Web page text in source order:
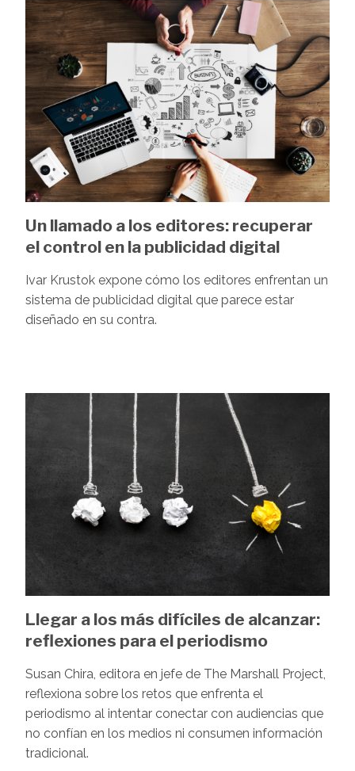
Image
Un llamado a los editores: recuperar
el control en la publicidad digital
Ivar Krustok expone cómo los editores enfrentan un
sistema de publicidad digital que parece estar
diseñado en su contra.
Llegar a los más difíciles de alcanzar:
reflexiones para el periodismo
Susan Chira, editora en jefe de The Marshall Project,
reflexiona sobre los retos que enfrenta el
periodismo al intentar conectar con audiencias que
no confían en los medios ni consumen información
tradicional.